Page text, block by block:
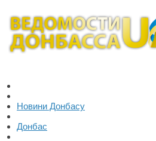
Новини Донбасу
Донбас